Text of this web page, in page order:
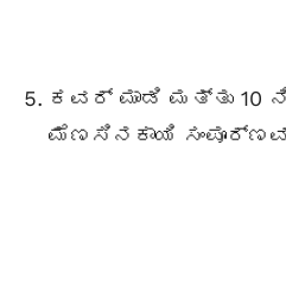
ಕವರ್ ಮಾಡಿ ಮತ್ತು 10
ಮೆಣಸಿನಕಾಯಿ